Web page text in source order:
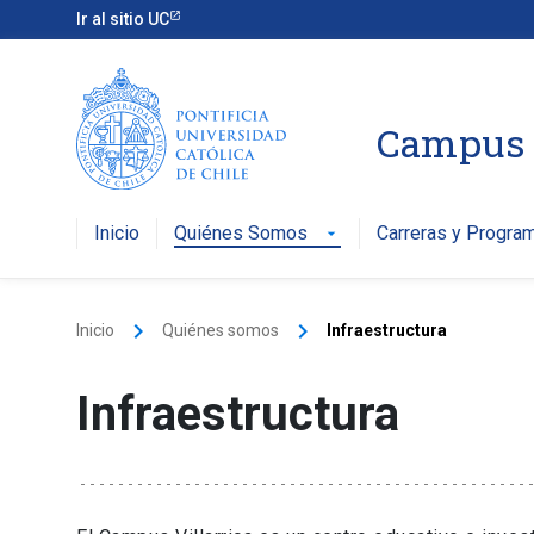
Ir al sitio UC
Inicio Quiénes Somos arrow_drop_down Carreras y
Inicio keyboard_arrow_right Quiénes somos keyboard_arrow_right Infraestructura
Infraestructura